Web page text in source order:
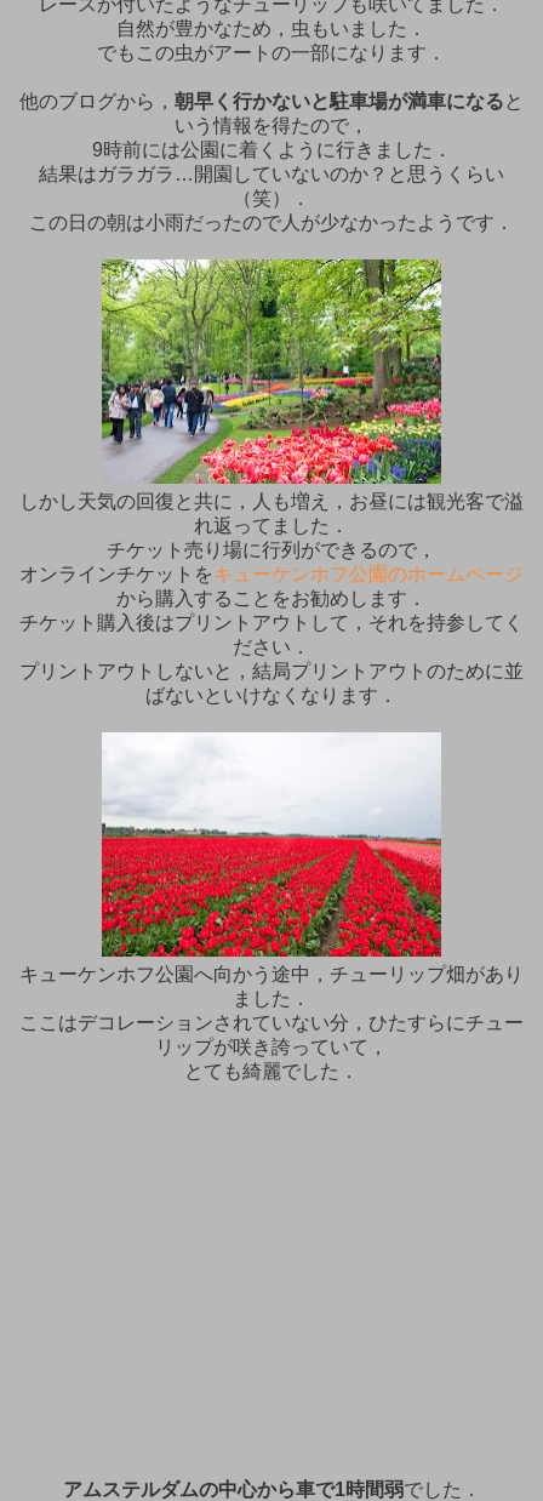
自然が豊かなため，虫もいました．
でもこの虫がアートの一部になります．
他のブログから， 朝早く行かないと駐車場が満車になる と
いう情報を得たので，
9時前には公園に着くように行きました．
結果はガラガラ…開園していないのか？と思うくらい
（笑）．
この日の朝は小雨だったので人が少なかったようです．
しかし天気の回復と共に，人も増え，お昼には観光客で溢
れ返ってました．
チケット売り場に行列ができるので，
オンラインチケットをキューケンホフ公園のホームページ
から購入することをお勧めします．
チケット購入後はプリントアウトして，それを持参してく
ださい．
プリントアウトしないと，結局プリントアウトのために並
ばないといけなくなります．
キューケンホフ公園へ向かう途中，チューリップ畑があり
ました．
ここはデコレーションされていない分，ひたすらにチュー
リップが咲き誇っていて，
とても綺麗でした．
アムステルダムの中心から車で1時間弱でした．